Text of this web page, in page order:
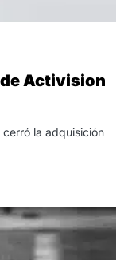
Activision
la adquisición